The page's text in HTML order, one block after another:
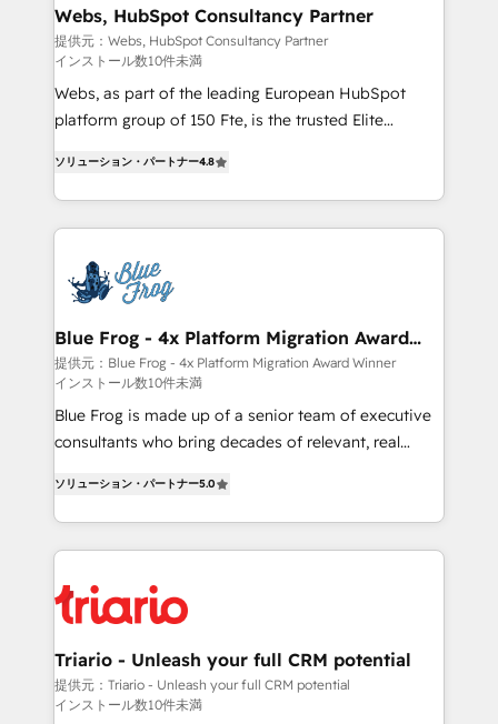
and build using HubSpot 🔌 Integrating HubSpot
with other systems 🎓 Training your teams to be
HubSpot pros 📊 Lead generation services using
HubSpot Why us? - SIX HubSpot Accreditations -
awarded by HubSpot after a rigorous process for
Migration, Custom Integration & Platform
Enablement -Onboarded over 500 businesses to
HubSpot -Top 1% of partners worldwide -In-house
get more from your investment in HubSpot.
www.bbdboom.com
Webs, HubSpot Consultancy Partner
提供元：Webs, HubSpot Consultancy Partner
インストール数10件未満
Webs, as part of the leading European HubSpot
platform group of 150 Fte, is the trusted Elite
maximizing EBITDA and achieving Commercial
Excellence. With our targeted processes, we
strengthen your digital transformation and minimize
Implementation partner, we provide expertise to
drive your business forward. Since 2015 we are fully
dedicated to HubSpot and with an experienced
team (50+), we work with reputable companies in
B2B sectors such as manufacturing, SaaS and
business services. We prepare a customized
business case that demonstrates the value and
detailed financial rationale with a focus on ROI and
TCO. As a trusted extension of your team, we
believe in the power of partnership. Together, we
business up for long-term success. Unlock your
business. If not now, when?
ソリューション・パートナー4.8
Blue Frog - 4x Platform Migration Award
Winner
提供元：Blue Frog - 4x Platform Migration Award Winner
インストール数10件未満
Blue Frog is made up of a senior team of executive
consultants who bring decades of relevant, real
Frog is a top, trusted partner in HubSpot's
ecosystem for a reason. Their team brings over a
decade of experience to the table, along with deep
for driving growth. They are committed to helping
our customers grow and finding solutions that fit
their unique business needs. We are thrilled to have
Blue Frog in the HubSpot ecosystem leading the
way for customers!" - Yamini Rangan, CEO of
ソリューション・パートナー5.0
Triario - Unleash your full CRM potential
提供元：Triario - Unleash your full CRM potential
インストール数10件未満